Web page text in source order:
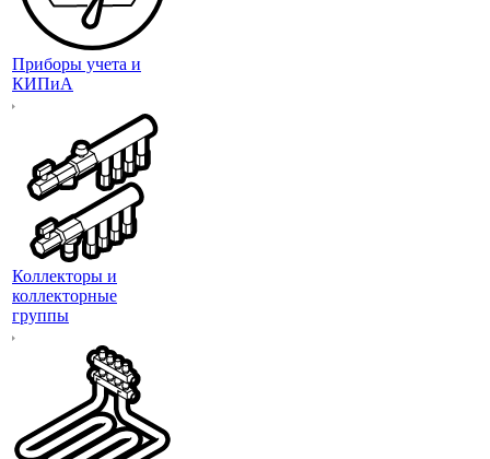
Приборы учета и
КИПиА
Коллекторы и
коллекторные
группы